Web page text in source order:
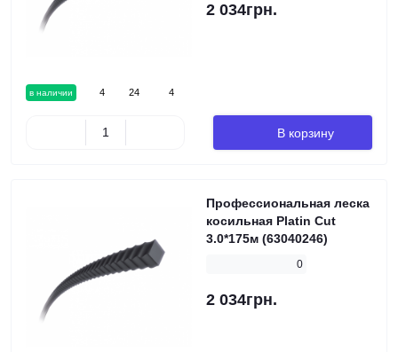
в наличии 4 24 4
2 034грн.
В корзину
Профессиональная леска
косильная Platin Cut
3.0*175м (63040246)
0
2 034грн.